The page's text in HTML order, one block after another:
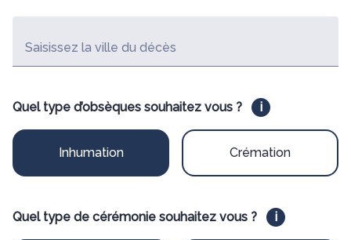
Saisissez la ville du décès
Quel type d’obsèques souhaitez vous ? i
Inhumation Crémation
Quel type de cérémonie souhaitez vous ? i